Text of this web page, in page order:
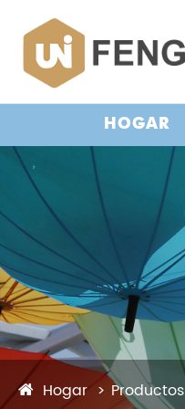
HOGAR
Hogar Productos